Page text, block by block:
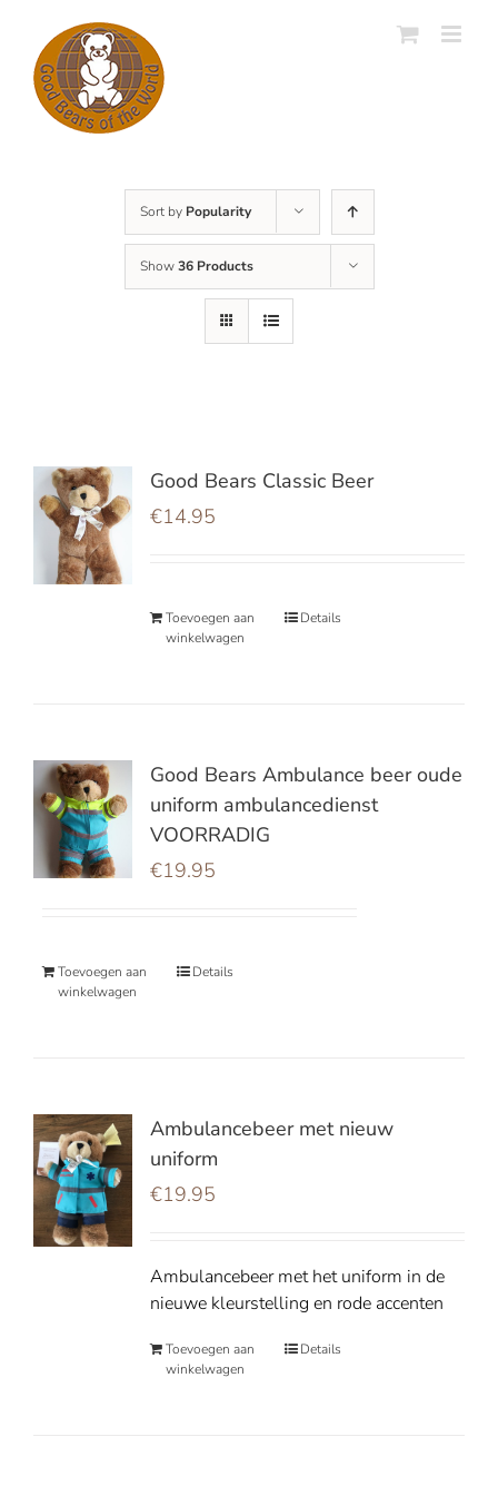
content
Sort by Popularity
Show36 Products
Good Bears Classic Beer
€14.95
Toevoegen aan
winkelwagen
Details
Good Bears Ambulance beer oude
uniform ambulancedienst
VOORRADIG
€19.95
Toevoegen aan
winkelwagen
Details
Ambulancebeer met nieuw
uniform
€19.95
Ambulancebeer met het uniform in de
nieuwe kleurstelling en rode accenten
Toevoegen aan
winkelwagen
Details